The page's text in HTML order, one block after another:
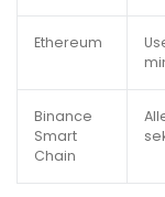
Ethereum
Binance
Smart
Chain